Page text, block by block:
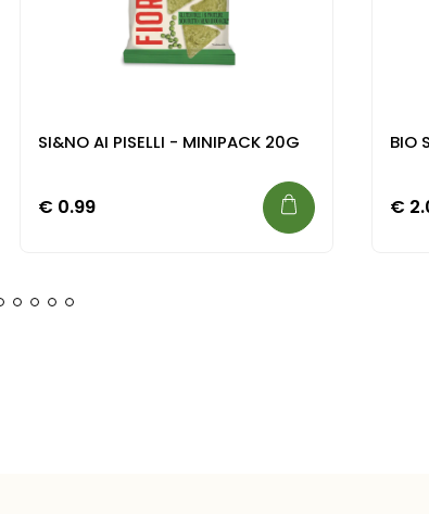
SI&NO AI PISELLI - MINIPACK 20G
€ 0.99
BIO
€